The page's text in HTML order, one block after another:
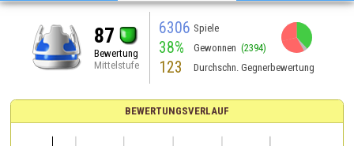
87
Bewertung
Mittelstufe
6306 Spiele
38% Gewonnen (2394)
123 Durchschn. Gegnerbewertung
BEWERTUNGSVERLAUF